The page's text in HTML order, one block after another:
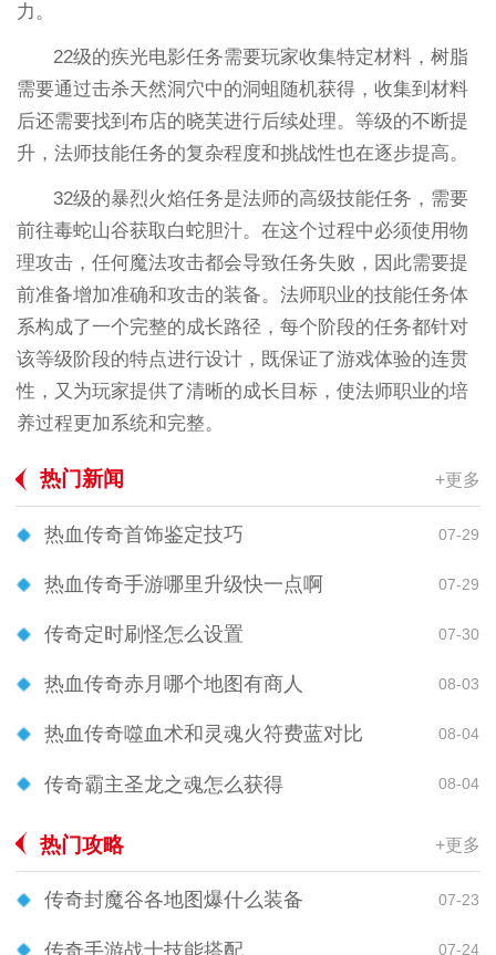
力。
22级的疾光电影任务需要玩家收集特定材料，树脂
需要通过击杀天然洞穴中的洞蛆随机获得，收集到材料
后还需要找到布店的晓芙进行后续处理。等级的不断提
升，法师技能任务的复杂程度和挑战性也在逐步提高。
32级的暴烈火焰任务是法师的高级技能任务，需要
前往毒蛇山谷获取白蛇胆汁。在这个过程中必须使用物
理攻击，任何魔法攻击都会导致任务失败，因此需要提
前准备增加准确和攻击的装备。法师职业的技能任务体
系构成了一个完整的成长路径，每个阶段的任务都针对
该等级阶段的特点进行设计，既保证了游戏体验的连贯
性，又为玩家提供了清晰的成长目标，使法师职业的培
养过程更加系统和完整。
热门新闻 +更多
热血传奇首饰鉴定技巧 07-29
热血传奇手游哪里升级快一点啊 07-29
传奇定时刷怪怎么设置 07-30
热血传奇赤月哪个地图有商人 08-03
热血传奇噬血术和灵魂火符费蓝对比 08-04
传奇霸主圣龙之魂怎么获得 08-04
热门攻略 +更多
传奇封魔谷各地图爆什么装备 07-23
传奇手游战士技能搭配 07-24